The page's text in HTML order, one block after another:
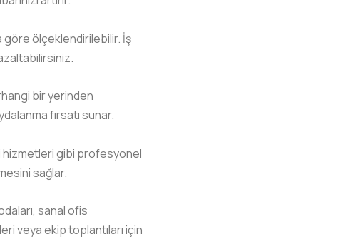
göre ölçeklendirilebilir. İş
bir yerinden
fırsatı sunar.
hizmetleri gibi profesyonel
sağlar.
sanal ofis
veya ekip toplantıları için